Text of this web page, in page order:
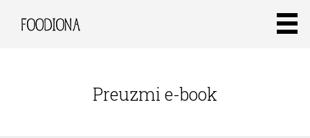
Preuzmi e-book